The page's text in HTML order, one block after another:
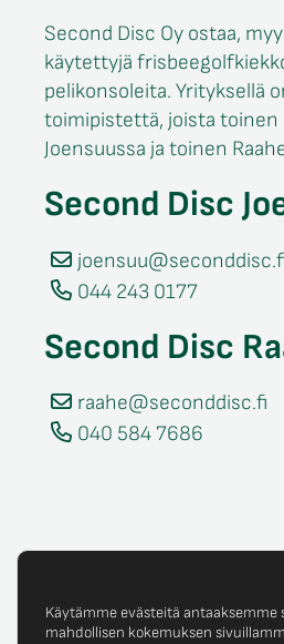
Second Disc Oy ostaa,
käytettyjä
pelikonsoleita. Yrityksellä
toimipistettä, joista toinen
Joensuussa ja toinen
Second Disc
044 243 0177
Second Disc
raahe@seconddisc.fi
040 584 7686
Käytämme evästeitä antaaksemme
mahdollisen kokemuksen